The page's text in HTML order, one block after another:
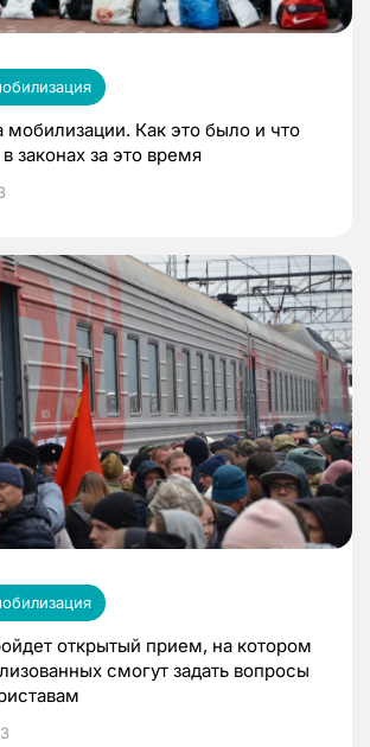
мобилизации. Как это было и что
законах за это время
открытый прием, на котором
смогут задать вопросы